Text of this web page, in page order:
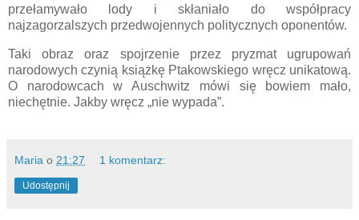
przełamywało lody i skłaniało do współpracy
najzagorzalszych przedwojennych politycznych oponentów.
Taki obraz oraz spojrzenie przez pryzmat ugrupowań
narodowych czynią książkę Ptakowskiego wręcz unikatową.
O narodowcach w Auschwitz mówi się bowiem mało,
niechętnie. Jakby wręcz „nie wypada”.
Maria o 21:27 1 komentarz:
Udostępnij